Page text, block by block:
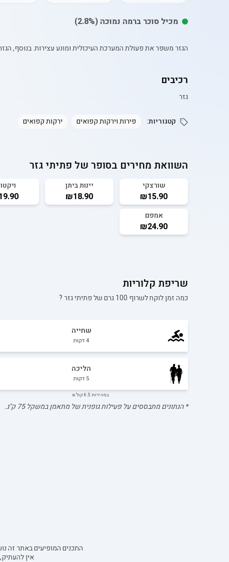
מכיל סוכר ברמה נמוכה (2.8%)
הגזר משפר את פעולת המערכת העיכולית ומונע עצירות. בנוסף, הגזר
רכיבים
גזר
קטגוריות: פירות וירקות קפואים ירקות קפואים
השוואת מחירים בסופר של פתיתי גזר
שורצקי
₪15.90
יינות ביתן
₪18.90
אמפם
₪24.90
שריפת קלוריות
כמה זמן לוקח לשרוף 100 גרם של פתיתי גזר?
שחייה
4דקות
הליכה
5 דקות
במהירות: 6.5 קמ"ש
* הנתונים מתבססים על פעילות גופנית של מתאמן במשקל75ק"ג.
התכנים המופיעים באתר זה
אין